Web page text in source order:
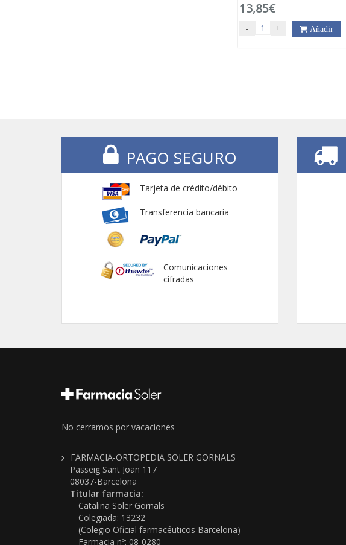
13,85€
- + Añadir
PAGO SEGURO
Tarjeta de crédito/débito
Transferencia bancaria
Comunicaciones
cifradas
No cerramos por vacaciones
FARMACIA-ORTOPEDIA SOLER GORNALS
Passeig Sant Joan 117
08037-Barcelona
Titular farmacia:
Catalina Soler Gornals
Colegiada: 13232
(Colegio Oficial farmacéuticos Barcelona)
Farmacia nº: 08-0280